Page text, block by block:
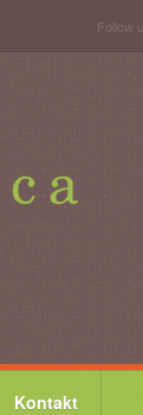
Follow
Kontakt